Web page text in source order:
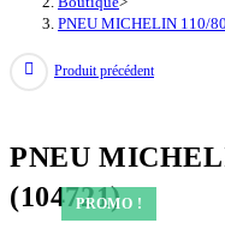
PNEU MICHELIN 110/
PROMO !
Produit précédent
PNEU
(104721)